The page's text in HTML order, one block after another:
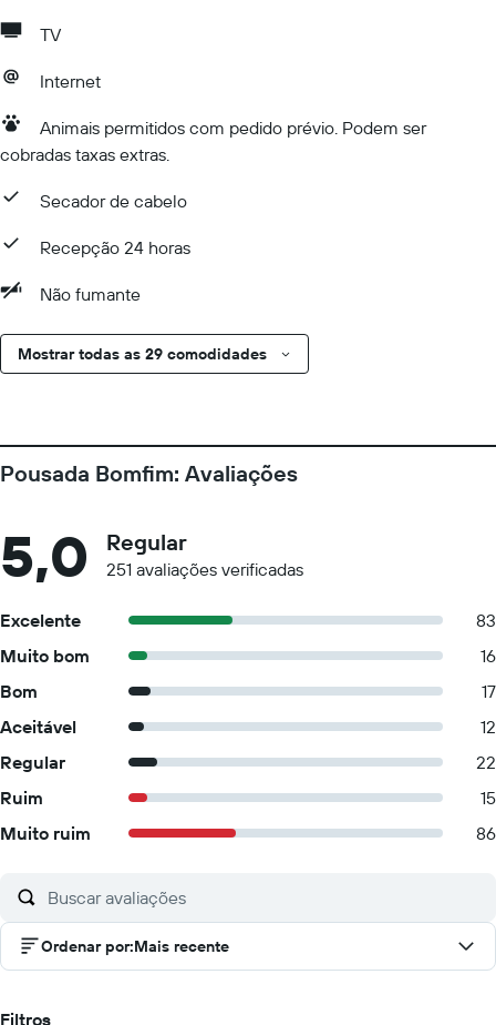
TV
Internet
Animais permitidos com pedido prévio. Podem ser
cobradas taxas extras.
Secador de cabelo
Recepção 24 horas
Não fumante
Mostrar todas as 29 comodidades
Pousada Bomfim: Avaliações
5,0 Regular
251 avaliações verificadas
Excelente
83
Muito bom
16
Bom
17
Aceitável
12
Regular
22
Ruim
15
Muito ruim
86
Ordenar por:Mais recente
Filtros